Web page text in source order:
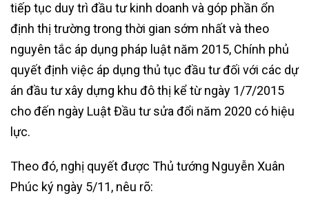
tiếp tục duy trì đầu tư kinh doanh và góp phần ổn
định thị trường trong thời gian sớm nhất và theo
nguyên tắc áp dụng pháp luật năm 2015, Chính phủ
quyết định việc áp dụng thủ tục đầu tư đối với các dự
án đầu tư xây dựng khu đô thị kể từ ngày 1/7/2015
cho đến ngày Luật Đầu tư sửa đổi năm 2020 có hiệu
lực.
Theo đó, nghị quyết được Thủ tướng Nguyễn Xuân
Phúc ký ngày 5/11, nêu rõ: